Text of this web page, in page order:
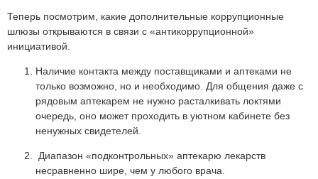
Теперь посмотрим, какие дополнительные коррупционные
шлюзы открываются в связи с «антикоррупционной»
инициативой.
Наличие контакта между поставщиками и аптеками не
только возможно, но и необходимо. Для общения даже с
рядовым аптекарем не нужно расталкивать локтями
очередь, оно может проходить в уютном кабинете без
ненужных свидетелей.
Диапазон «подконтрольных» аптекарю лекарств
несравненно шире, чем у любого врача.